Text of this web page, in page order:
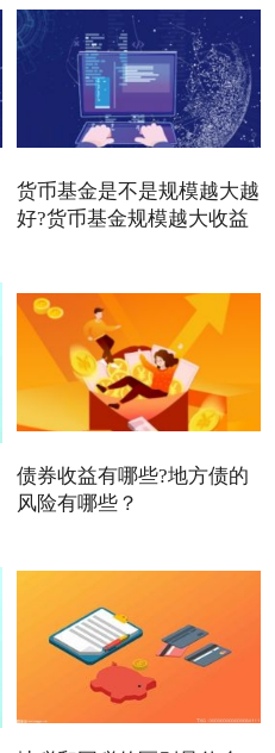
货币基金是不是规模越大越
好?货币基金规模越大收益
债券收益有哪些?地方债的
风险有哪些？